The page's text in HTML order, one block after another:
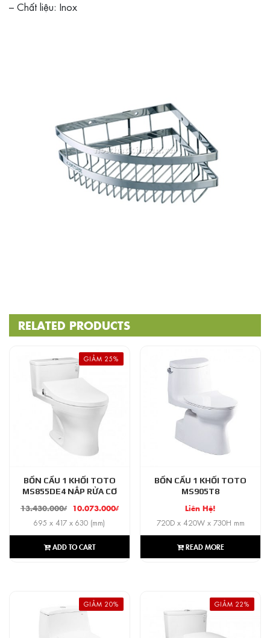
– Chất liệu: Inox
RELATED PRODUCTS
GIẢM 25%
BỒN CẦU 1 KHỐI TOTO
MS855DE4 NẮP RỬA CƠ
13.430.000₫ 10.073.000₫
695 x 417 x 630 (mm)
ADD TO CART
BỒN CẦU 1 KHỐI TOTO
MS905T8
Liên Hệ!
720D x 420W x 730H mm
READ MORE
GIẢM 20% GIẢM 22%